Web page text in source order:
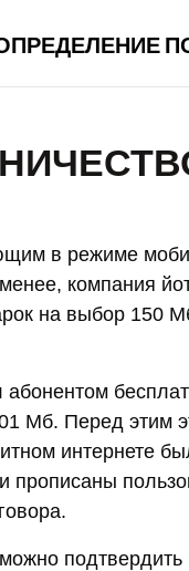
ОПРЕДЕЛЕНИЕ
в режиме
компания
на выбор 150
Мб. Перед этим
интернете
прописаны